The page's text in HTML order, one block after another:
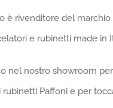
è rivenditore del marchio
e rubinetti made in
nel nostro showroom
Paffoni e per